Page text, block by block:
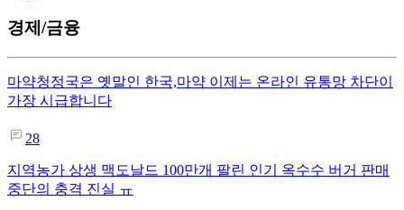
경제/금융
마약청정국은 옛말인 한국,마약 이제는 온라인 유통망 차단이
가장 시급합니다
28
지역농가 상생 맥도날드 100만개 팔린 인기 옥수수 버거 판매
중단의 충격 진실 ㅠ